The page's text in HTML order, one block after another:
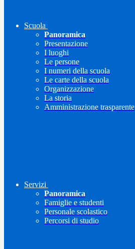
Scuola
Panoramica
Presentazione
I luoghi
Le persone
I numeri della scuola
Le carte della scuola
Organizzazione
La storia
Amministrazione trasparente
Servizi
Panoramica
Famiglie e studenti
Personale scolastico
Percorsi di studio